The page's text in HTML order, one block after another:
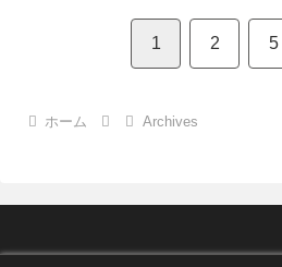
1 2 5
ホーム Archives